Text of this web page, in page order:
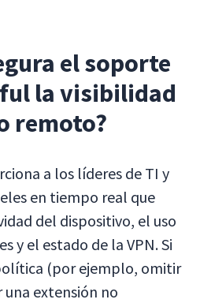
el soporte
la visibilidad
remoto?
a los líderes de TI y
en tiempo real que
del dispositivo, el uso
y el estado de la VPN. Si
(por ejemplo, omitir
una extensión no